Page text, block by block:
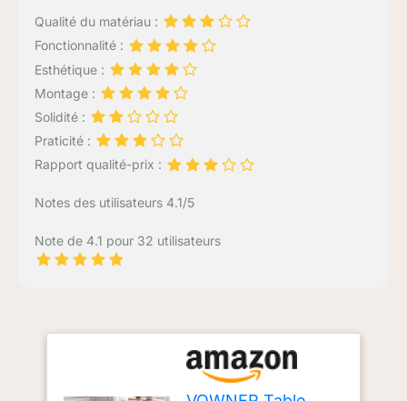
Qualité du matériau :
Fonctionnalité :
Esthétique :
Montage :
Solidité :
Praticité :
Rapport qualité-prix :
Notes des utilisateurs 4.1/5
Note de 4.1 pour 32 utilisateurs